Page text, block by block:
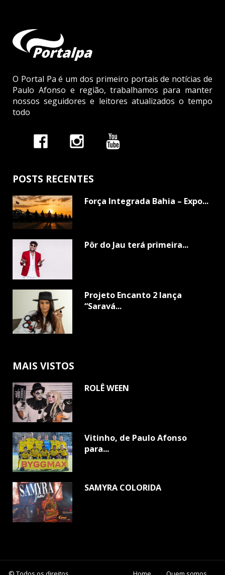
O Portal Pa é um dos primeiro portais de notícias de
Paulo Afonso e região, trabalhamos para manter
nossos seguidores e leitores atualizados o tempo
todo
POSTS RECENTES
Força Integrada Bahia – Expo...
Pôr do Jau terá primeira...
Projeto Encanto 2 lança
“Saravá...
MAIS VISTOS
ROLÊ WEEN
Vitinho, de Paulo Afonso
para...
SAMYRA COLORIDA